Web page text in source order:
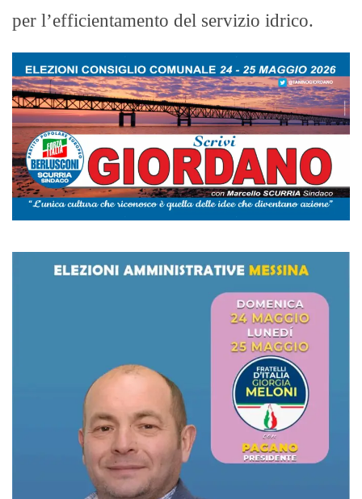
per l’efficientamento del servizio idrico.